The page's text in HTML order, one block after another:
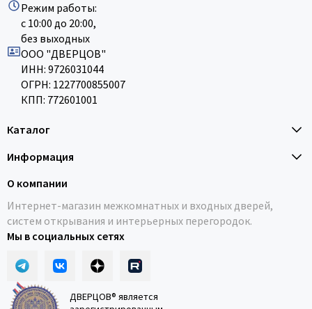
Режим работы:
с 10:00 до 20:00,
без выходных
ООО "ДВЕРЦОВ"
ИНН: 9726031044
ОГРН: 1227700855007
КПП: 772601001
Каталог
Информация
О компании
Интернет-магазин межкомнатных и входных дверей,
систем открывания и интерьерных перегородок.
Мы в социальных сетях
ДВЕРЦОВ® является